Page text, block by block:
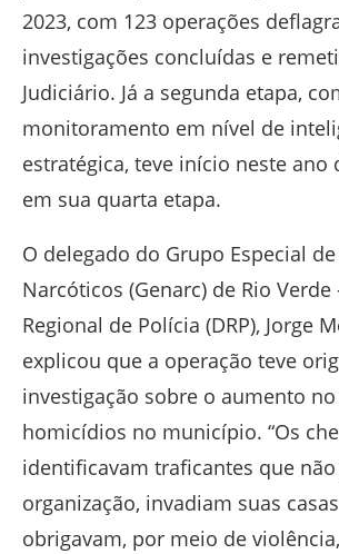
2023, com 123 operações
investigações concluídas e
Judiciário. Já a segunda etapa,
monitoramento em nível de
estratégica, teve início neste ano
em sua quarta etapa.
O delegado do Grupo Especial
Narcóticos (Genarc) de Rio Verde
Regional de Polícia (DRP), Jorge
explicou que a operação teve
investigação sobre o aumento
homicídios no município. “Os
identificavam traficantes que
organização, invadiam suas
obrigavam, por meio de